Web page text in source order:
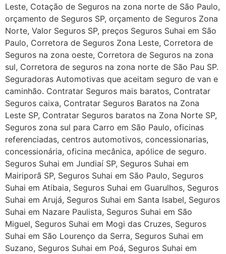
Leste, Cotação de Seguros na zona norte de São Paulo,
orçamento de Seguros SP, orçamento de Seguros Zona
Norte, Valor Seguros SP, preços Seguros Suhai em São
Paulo, Corretora de Seguros Zona Leste, Corretora de
Seguros na zona oeste, Corretora de Seguros na zona
sul, Corretora de seguros na zona norte de São Pau SP.
Seguradoras Automotivas que aceitam seguro de van e
caminhão. Contratar Seguros mais baratos, Contratar
Seguros caixa, Contratar Seguros Baratos na Zona
Leste SP, Contratar Seguros baratos na Zona Norte SP,
Seguros zona sul para Carro em São Paulo, oficinas
referenciadas, centros automotivos, concessionarias,
concessionária, oficina mecânica, apólice de seguro.
Seguros Suhai em Jundiaí SP, Seguros Suhai em
Mairiporã SP, Seguros Suhai em São Paulo, Seguros
Suhai em Atibaia, Seguros Suhai em Guarulhos, Seguros
Suhai em Arujá, Seguros Suhai em Santa Isabel, Seguros
Suhai em Nazare Paulista, Seguros Suhai em São
Miguel, Seguros Suhai em Mogi das Cruzes, Seguros
Suhai em São Lourenço da Serra, Seguros Suhai em
Suzano, Seguros Suhai em Poá, Seguros Suhai em